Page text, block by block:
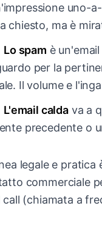
uno-
chiesto, ma è
Lo spam è
per la
Il volume e
L'email caldava a
precedente o
legale e
commerciale
call (chiamata a